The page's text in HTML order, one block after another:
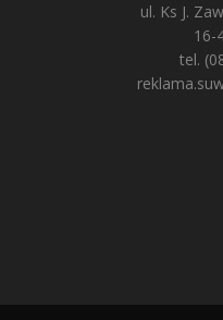
ul. Ks J.
16-
tel.